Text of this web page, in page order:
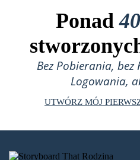
Ponad
Bez Pobierania,
Logowania,
UTWÓRZ MÓJ